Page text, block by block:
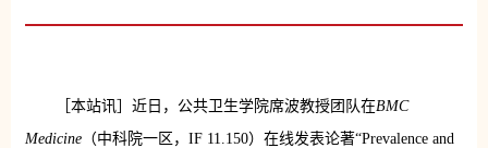
［本站讯］近日，公共卫生学院席波教授团队在BMC
Medicine（中科院一区，IF 11.150）在线发表论著“Prevalence and